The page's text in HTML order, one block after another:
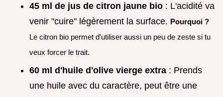
45 ml de jus de citron jaune bio : L'acidité va
venir "cuire" légèrement la surface. Pourquoi ?
Le citron bio permet d'utiliser aussi un peu de zeste si tu
veux forcer le trait.
60 ml d'huile d'olive vierge extra : Prends
une huile avec du caractère, peut être une